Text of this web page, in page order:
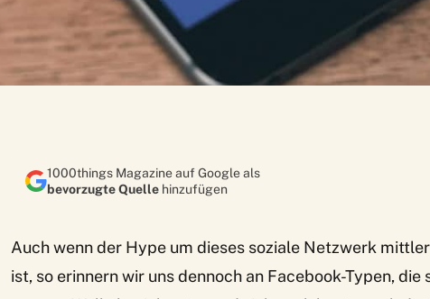
1000things Magazine auf Google als
bevorzugte Quelle hinzufügen
Auch wenn der Hype um dieses soziale Netzwerk
ist, so erinnern wir uns dennoch an Facebook-Typen,